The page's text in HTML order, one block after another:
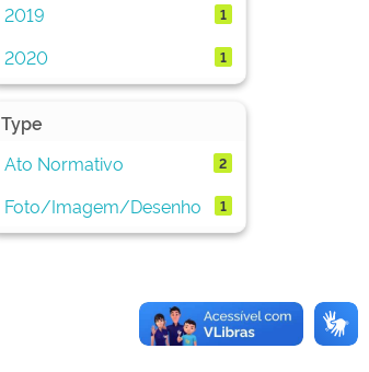
2019
1
2020 1
Type
Ato Normativo
2
Foto/Imagem/Desenho 1